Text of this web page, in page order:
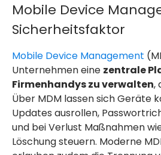
Mobile Device
Sicherheitsfaktor
Mobile Device Management
Unternehmen eine zentrale
Firmenhandys zu verwalten,
Über MDM lassen sich Geräte
Updates ausrollen,
und bei Verlust Maßnahmen
Löschung steuern. Moderne